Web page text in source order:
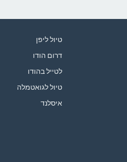
טיול ליפן
דרום הודו
לטייל בהודו
טיול לגואטמלה
איסלנד